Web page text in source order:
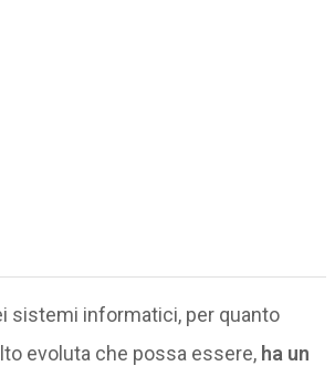
sistemi informatici, per quanto
evoluta che possa essere, ha un